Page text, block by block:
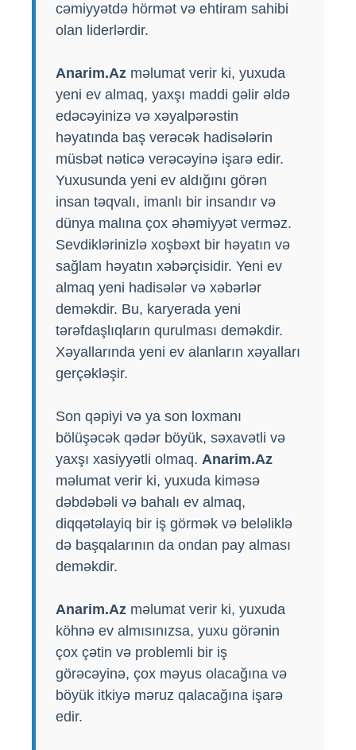
cəmiyyətdə hörmət və ehtiram sahibi
olan liderlərdir.
Anarim.Az məlumat verir ki, yuxuda
yeni ev almaq, yaxşı maddi gəlir əldə
edəcəyinizə və xəyalpərəstin
həyatında baş verəcək hadisələrin
müsbət nəticə verəcəyinə işarə edir.
Yuxusunda yeni ev aldığını görən
insan təqvalı, imanlı bir insandır və
dünya malına çox əhəmiyyət verməz.
Sevdiklərinizlə xoşbəxt bir həyatın və
sağlam həyatın xəbərçisidir. Yeni ev
almaq yeni hadisələr və xəbərlər
deməkdir. Bu, karyerada yeni
tərəfdaşlıqların qurulması deməkdir.
Xəyallarında yeni ev alanların xəyalları
gerçəkləşir.
Son qəpiyi və ya son loxmanı
bölüşəcək qədər böyük, səxavətli və
yaxşı xasiyyətli olmaq. Anarim.Az
məlumat verir ki, yuxuda kiməsə
dəbdəbəli və bahalı ev almaq,
diqqətəlayiq bir iş görmək və beləliklə
də başqalarının da ondan pay alması
deməkdir.
Anarim.Az məlumat verir ki, yuxuda
köhnə ev almısınızsa, yuxu görənin
çox çətin və problemli bir iş
görəcəyinə, çox məyus olacağına və
böyük itkiyə məruz qalacağına işarə
edir.